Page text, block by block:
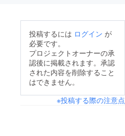
投稿するには ログイン が
必要です。
プロジェクトオーナーの承
認後に掲載されます。承認
された内容を削除すること
はできません。
※投稿する際の注意点